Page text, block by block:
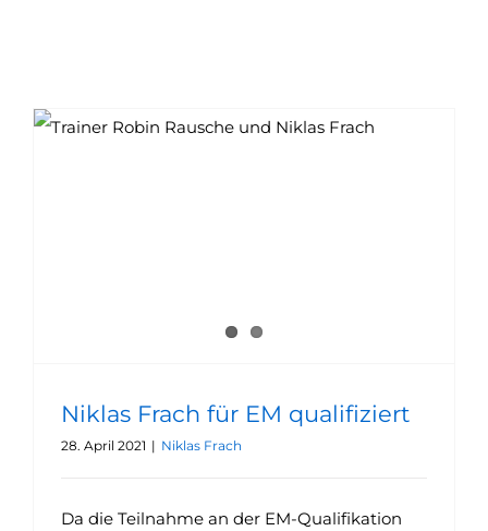
Niklas Frach für EM qualifiziert
28. April 2021 | Niklas Frach
Da die Teilnahme an der EM-Qualifikation